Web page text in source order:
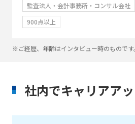
監査法人・会計事務所・コンサル会社
900点以上
※ご経歴、年齢はインタビュー時のものです。
社内でキャリアア